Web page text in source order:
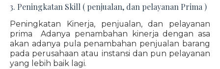
3. Peningkatan Skill ( penjualan, dan pelayanan Prima )
Peningkatan Kinerja, penjualan, dan pelayanan
prima Adanya penambahan kinerja dengan asa
akan adanya pula penambahan penjualan barang
pada perusahaan atau instansi dan pun pelayanan
yang lebih baik lagi.